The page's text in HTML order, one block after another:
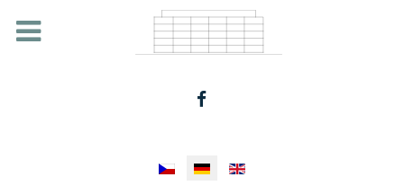
Sprache auswählen